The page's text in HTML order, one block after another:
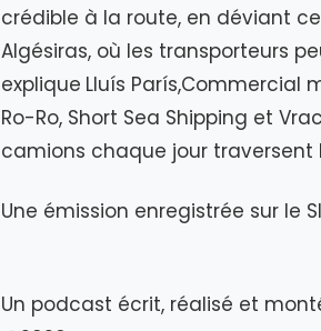
crédible à la route, en déviant
Algésiras, où les transporteurs
explique Lluís París,Commercial
Ro-Ro, Short Sea Shipping et
camions chaque jour traversent
Une émission enregistrée sur le
Un podcast écrit, réalisé et